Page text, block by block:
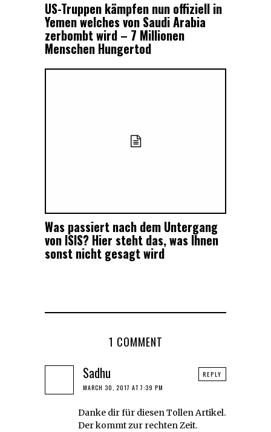
US-Truppen kämpfen nun offiziell in
Yemen welches von Saudi Arabia
zerbombt wird – 7 Millionen
Menschen Hungertod
Was passiert nach dem Untergang
von ISIS? Hier steht das, was Ihnen
sonst nicht gesagt wird
1 COMMENT
Sadhu
MARCH 30, 2017 AT 7:39 PM
Danke dir für diesen Tollen Artikel.
Der kommt zur rechten Zeit.
REPLY